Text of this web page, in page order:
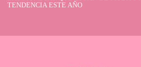
TENDENCIA ESTE AÑO